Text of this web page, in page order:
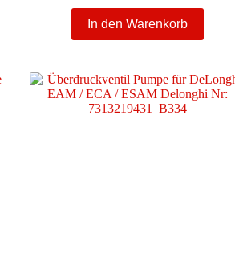
In den Warenkorb